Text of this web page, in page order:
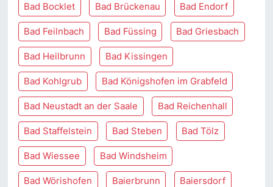
Bad Bocklet Bad Brückenau Bad Endorf
Bad Feilnbach Bad Füssing Bad Griesbach
Bad Heilbrunn Bad Kissingen
Bad Kohlgrub Bad Königshofen im Grabfeld
Bad Neustadt an der Saale Bad Reichenhall
Bad Staffelstein Bad Steben Bad Tölz
Bad Wiessee Bad Windsheim
Bad Wörishofen Baierbrunn Baiersdorf